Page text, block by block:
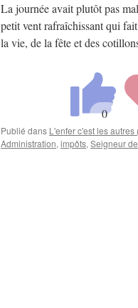
La journée avait plutôt pas
petit vent rafraîchissant qui
la vie, de la fête et des
Publié dans L'enfer c'est les
Administration, impôts, Seigneur